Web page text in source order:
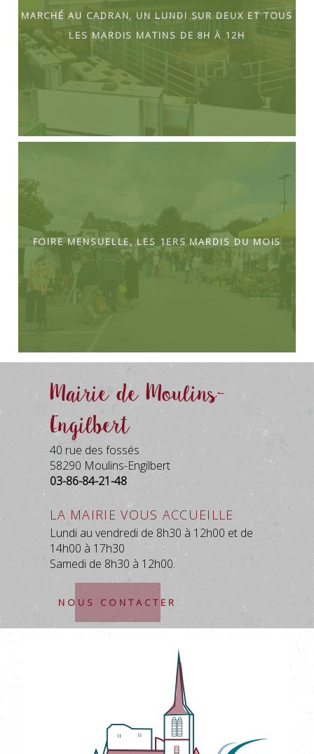
Marché au Cadran, un lundi sur deux et tous
les mardis matins de 8h à 12h
Foire mensuelle, les 1ers mardis du mois
Mairie de Moulins-
Engilbert
40 rue des fossés
58290 Moulins-Engilbert
03-86-84-21-48
La mairie vous accueille
Lundi au vendredi de 8h30 à 12h00 et de
14h00 à 17h30
Samedi de 8h30 à 12h00.
NOUS CONTACTER